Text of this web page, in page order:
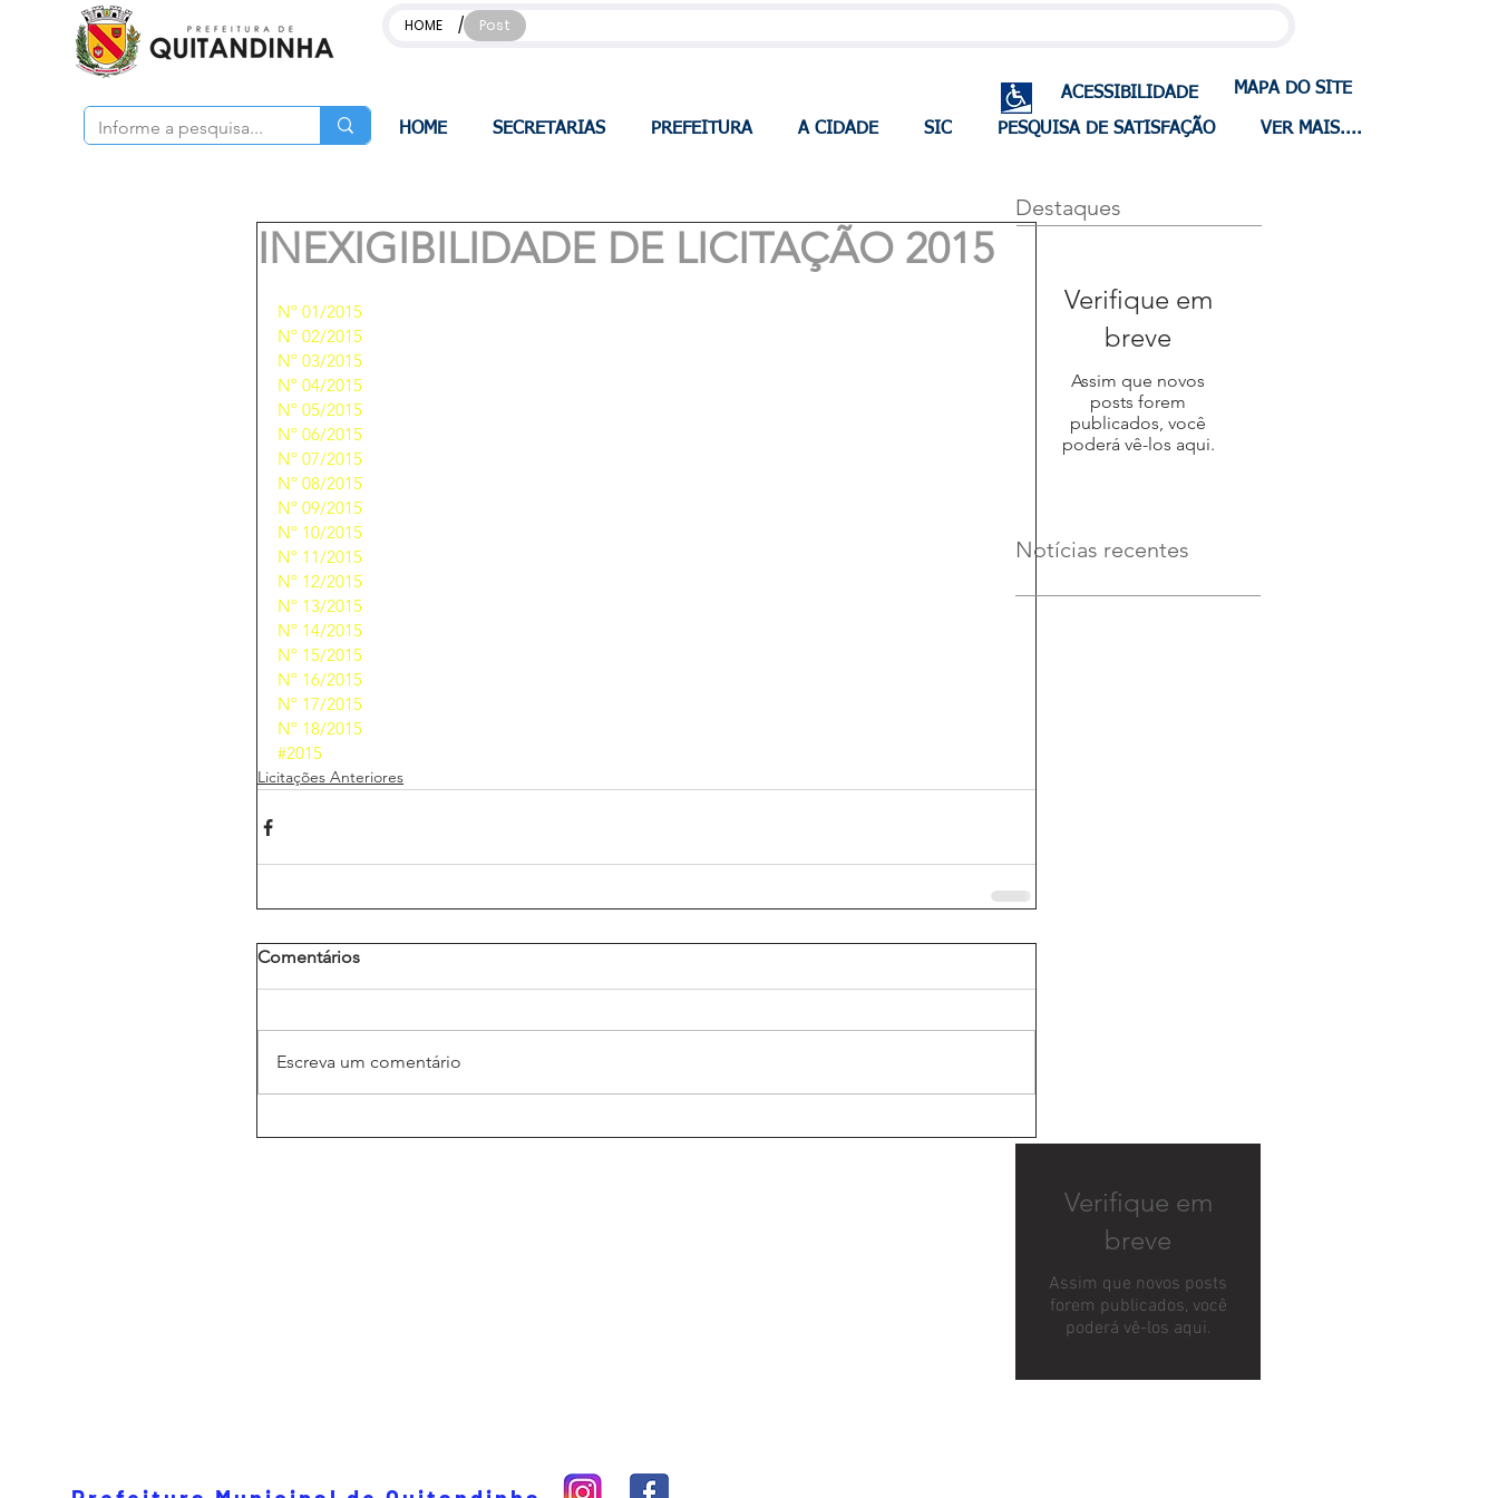
HOME / Post
ACESSIBILIDADE MAPA DO SITE
HOME SECRETARIAS PREFEITURA A CIDADE SIC PESQUISA DE SATISFAÇÃO VER MAIS....
INEXIGIBILIDADE DE LICITAÇÃO 2015
Nº 01/2015
Nº 02/2015
Nº 03/2015
Nº 04/2015
Nº 05/2015
Nº 06/2015
Nº 07/2015
Nº 08/2015
Nº 09/2015
Nº 10/2015
Nº 11/2015
Nº 12/2015
Nº 13/2015
Nº 14/2015
Nº 15/2015
Nº 16/2015
Nº 17/2015
Nº 18/2015
#2015
Licitações Anteriores
Comentários
Escreva um comentário
Destaques
Verifique em
breve
Assim que novos
posts forem
publicados, você
poderá vê-los aqui.
Notícias recentes
Verifique em
breve
Assim que novos posts
forem publicados, você
poderá vê-los aqui.